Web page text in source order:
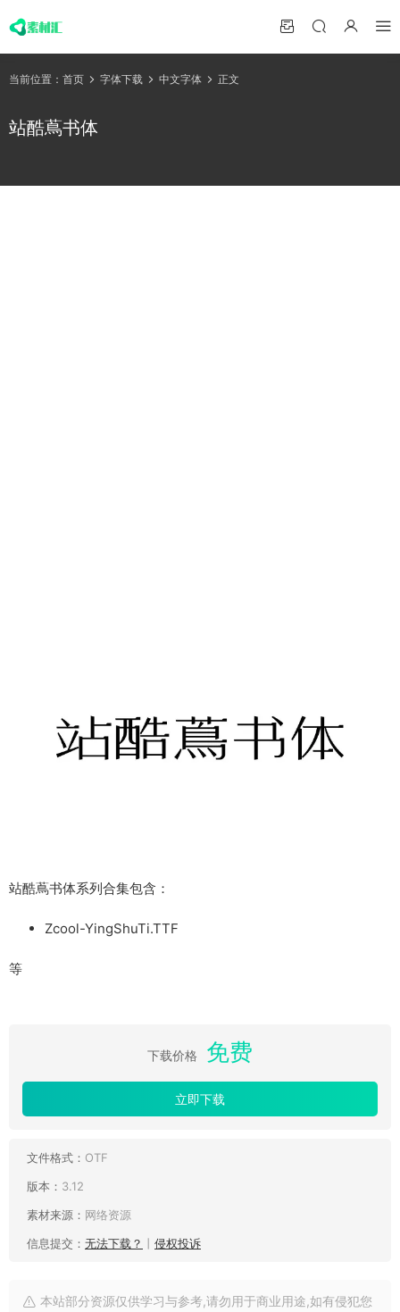
当前位置： 首页 字体下载 中文字体 正文
站酷蔦书体
站酷蔦书体系列合集包含：
Zcool-YingShuTi.TTF
等
下载价格 免费
立即下载
文件格式： OTF
版本： 3.12
素材来源： 网络资源
信息提交： 无法下载？ 侵权投诉
本站部分资源仅供学习与参考,请勿用于商业用途,如有侵犯您